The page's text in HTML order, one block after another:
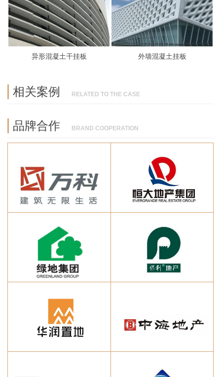
异形混凝土干挂板 外墙混凝土挂板
相关案例 RELATED TO THE CASE
品牌合作 BRAND COOPERATION